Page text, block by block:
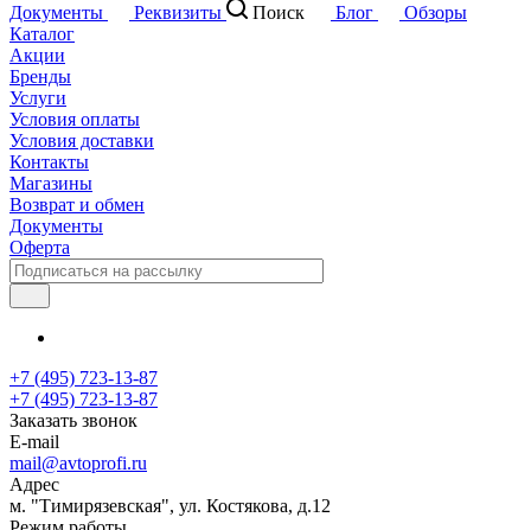
Документы
Реквизиты Поиск Блог
Обзоры
Каталог
Акции
Бренды
Услуги
Условия оплаты
Условия доставки
Контакты
Магазины
Возврат и обмен
Документы
Оферта
+7 (495) 723-13-87
+7 (495) 723-13-87
Заказать звонок
E-mail
mail@avtoprofi.ru
Адрес
м. "Тимирязевская", ул. Костякова, д.12